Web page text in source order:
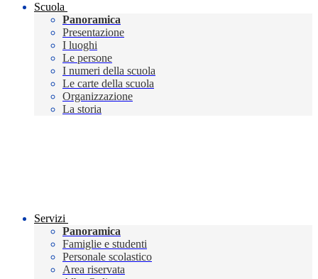
Scuola
Panoramica
Presentazione
I luoghi
Le persone
I numeri della scuola
Le carte della scuola
Organizzazione
La storia
Servizi
Panoramica
Famiglie e studenti
Personale scolastico
Area riservata